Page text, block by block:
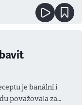
je banální i
považovala za